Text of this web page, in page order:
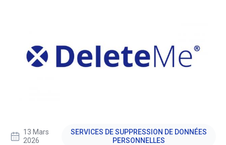
13 Mars
2026
SERVICES DE SUPPRESSION DE DONNÉES
PERSONNELLES